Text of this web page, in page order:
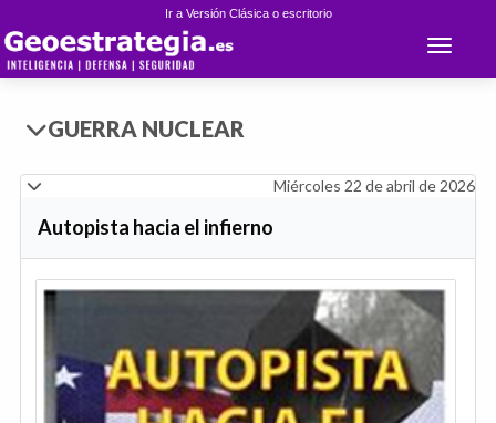
Ir a Versión Clásica o escritorio
Toggle
GUERRA NUCLEAR
Miércoles 22 de abril de 2026
Autopista hacia el infierno